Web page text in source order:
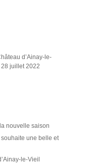
d’Ainay-le-
juillet 2022
nouvelle saison
souhaite une belle et
le-Vieil